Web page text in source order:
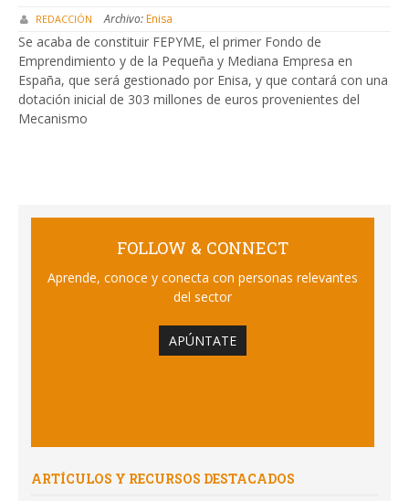
REDACCIÓN Archivo:Enisa
Se acaba de constituir FEPYME, el primer Fondo de
Emprendimiento y de la Pequeña y Mediana Empresa en
España, que será gestionado por Enisa, y que contará con una
dotación inicial de 303 millones de euros provenientes del
Mecanismo
FOLLOW & CONNECT
Aprende, conoce y conecta con personas relevantes
del sector
APÚNTATE
ARTÍCULOS Y RECURSOS DESTACADOS